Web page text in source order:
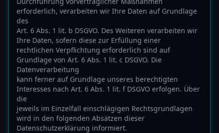
erforderlich, verarbeiten wir Ihre Daten auf Grundlage
des
Art. 6 Abs. 1 lit. b DSGVO. Des Weiteren verarbeiten wir
Ihre Daten, sofern diese zur Erfüllung einer
rechtlichen Verpflichtung erforderlich sind auf
Grundlage von Art. 6 Abs. 1 lit. c DSGVO. Die
Datenverarbeitung
kann ferner auf Grundlage unseres berechtigten
Interesses nach Art. 6 Abs. 1 lit. f DSGVO erfolgen. Über
die
jeweils im Einzelfall einschlägigen Rechtsgrundlagen
wird in den folgenden Absätzen dieser
Datenschutzerklärung informiert.